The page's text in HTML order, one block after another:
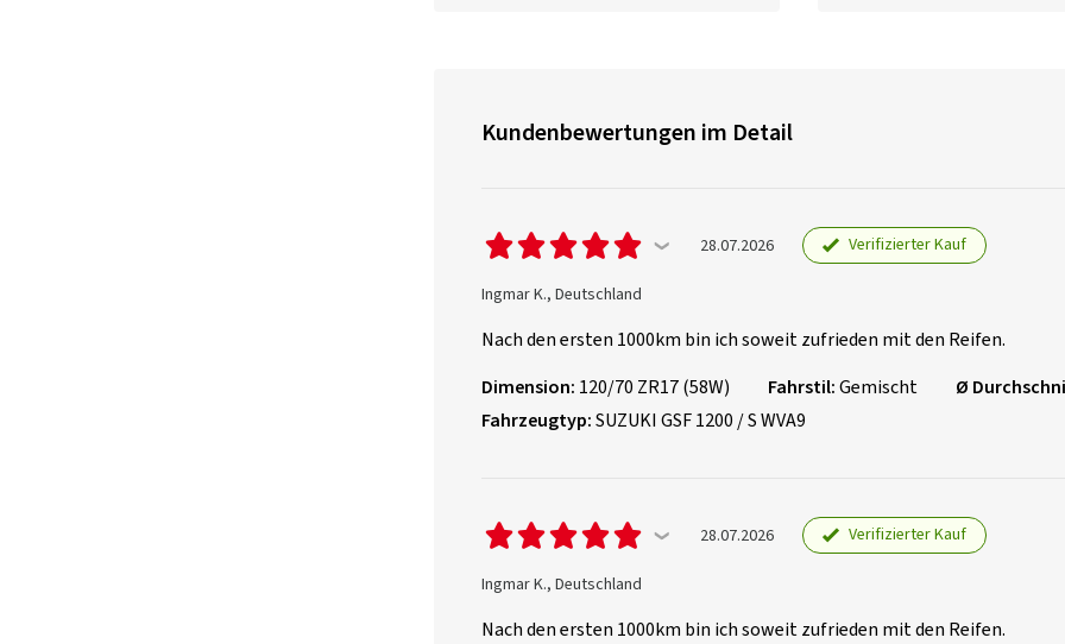
Kundenbewertungen im Detail
28.07.2026 Verifizierter Kauf
Ingmar K., Deutschland
Nach den ersten 1000km bin ich soweit zufrieden mit den Reifen.
Dimension: 120/70 ZR17 (58W) Fahrstil:Gemischt
Ø
Fahrzeugtyp:SUZUKI GSF 1200 / S WVA9
28.07.2026 Verifizierter Kauf
Ingmar K., Deutschland
Nach den ersten 1000km bin ich soweit zufrieden mit den Reifen.